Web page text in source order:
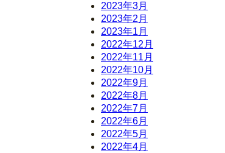
2023年3月
2023年2月
2023年1月
2022年12月
2022年11月
2022年10月
2022年9月
2022年8月
2022年7月
2022年6月
2022年5月
2022年4月